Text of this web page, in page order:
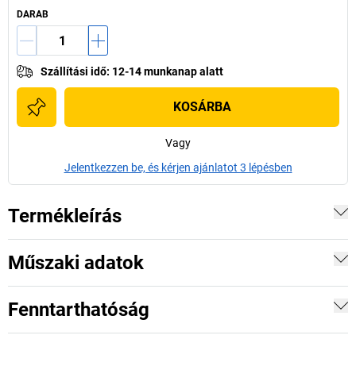
DARAB
Szállítási idő: 12-14 munkanap alatt
KOSÁRBA
Vagy
Jelentkezzen be, és kérjen ajánlatot 3 lépésben
Termékleírás
Műszaki adatok
Fenntarthatóság